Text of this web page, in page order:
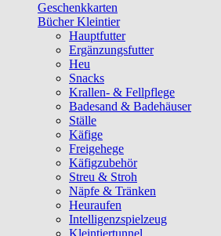
Geschenkkarten
Bücher Kleintier
Hauptfutter
Ergänzungsfutter
Heu
Snacks
Krallen- & Fellpflege
Badesand & Badehäuser
Ställe
Käfige
Freigehege
Käfigzubehör
Streu & Stroh
Näpfe & Tränken
Heuraufen
Intelligenzspielzeug
Kleintiertunnel